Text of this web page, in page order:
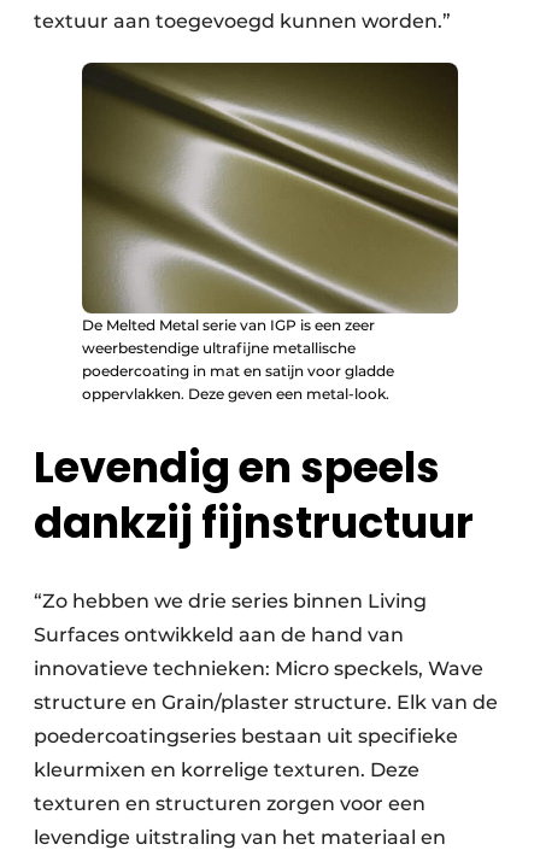
textuur aan toegevoegd kunnen worden.”
De Melted Metal serie van IGP is een zeer
weerbestendige ultrafijne metallische
poedercoating in mat en satijn voor gladde
oppervlakken. Deze geven een metal-look.
Levendig en speels
dankzij fijnstructuur
“Zo hebben we drie series binnen Living
Surfaces ontwikkeld aan de hand van
innovatieve technieken: Micro speckels, Wave
structure en Grain/plaster structure. Elk van de
poedercoatingseries bestaan uit specifieke
kleurmixen en korrelige texturen. Deze
texturen en structuren zorgen voor een
levendige uitstraling van het materiaal en